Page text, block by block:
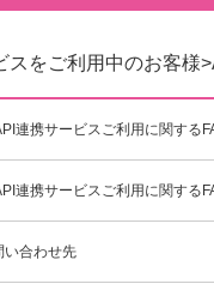
スをご利用中のお客様
連携サービスご利用に関する
連携サービスご利用に関する
い合わせ先